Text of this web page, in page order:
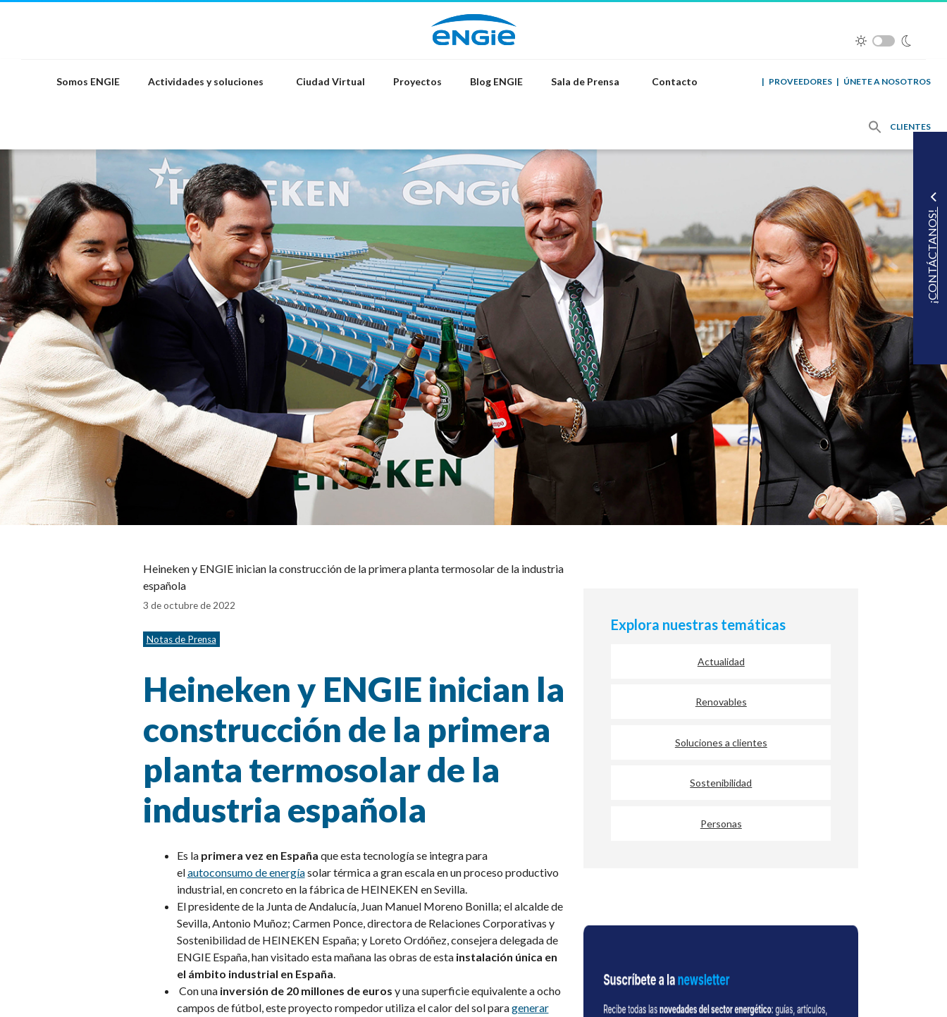
Somos ENGIE Actividades y soluciones Ciudad Virtual Proyectos Blog ENGIE Sala de Prensa Contacto ÚNETE A NOSOTROS
|
PROVEEDORES
|
CLIENTES
¡CONTÁCTANOS!
Heineken y ENGIE inician la construcción de la primera planta termosolar de la industria
española
3 de octubre de 2022
Categorías
Notas de Prensa
Heineken y ENGIE inician la
construcción de la primera
planta termosolar de la
industria española
Es la primera vez en España que esta tecnología se integra para
elautoconsumo de energíasolar térmica a gran escala en un proceso productivo
industrial, en concreto en la fábrica de HEINEKEN en Sevilla.
El presidente de la Junta de Andalucía, Juan Manuel Moreno Bonilla; el alcalde de
Sevilla, Antonio Muñoz; Carmen Ponce, directora de Relaciones Corporativas y
Sostenibilidad de HEINEKEN España; y Loreto Ordóñez, consejera delegada de
ENGIE España, han visitado esta mañana las obras de esta instalación única en
el ámbito industrial en España
Con una inversión de 20 millones de euros y una superficie equivalente a ocho
campos de fútbol, este proyecto rompedor utiliza el calor del sol paragenerar
Explora nuestras temáticas
Actualidad
Renovables
Soluciones a clientes
Sostenibilidad
Personas